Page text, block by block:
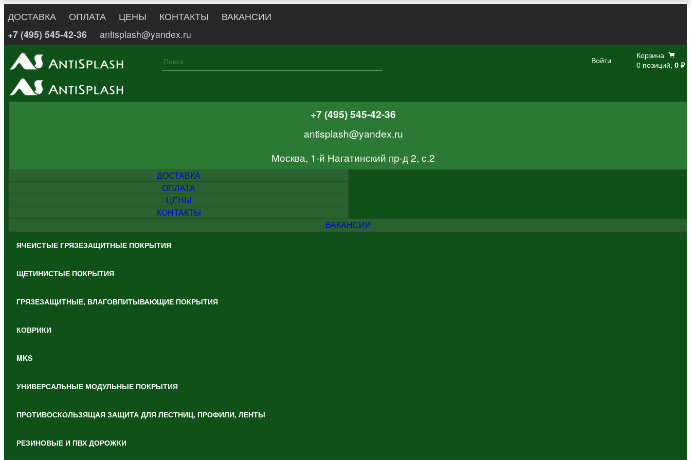
ДОСТАВКА ОПЛАТА ЦЕНЫ КОНТАКТЫ
ВАКАНСИИ
+7 (495) 545-42-36
antisplash@yandex.ru
Войти
Корзина
0 позиций, 0 ₽
+7 (495) 545-42-36
antisplash@yandex.ru
Москва, 1-й Нагатинский пр-д 2, с.2
ДОСТАВКА
ОПЛАТА
ЦЕНЫ
КОНТАКТЫ
ВАКАНСИИ
ЯЧЕИСТЫЕ ГРЯЗЕЗАЩИТНЫЕ ПОКРЫТИЯ
ЩЕТИНИСТЫЕ ПОКРЫТИЯ
ГРЯЗЕЗАЩИТНЫЕ, ВЛАГОВПИТЫВАЮЩИЕ ПОКРЫТИЯ
КОВРИКИ
MKS
УНИВЕРСАЛЬНЫЕ МОДУЛЬНЫЕ ПОКРЫТИЯ
ПРОТИВОСКОЛЬЗЯЩАЯ ЗАЩИТА ДЛЯ ЛЕСТНИЦ, ПРОФИЛИ, ЛЕНТЫ
РЕЗИНОВЫЕ И ПВХ ДОРОЖКИ